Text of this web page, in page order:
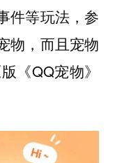
件等玩法，参
物，而且宠物
《QQ宠物》